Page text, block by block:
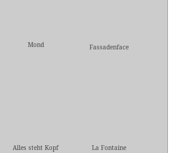
Mond Fassadenface
Alles steht Kopf
La Fontaine